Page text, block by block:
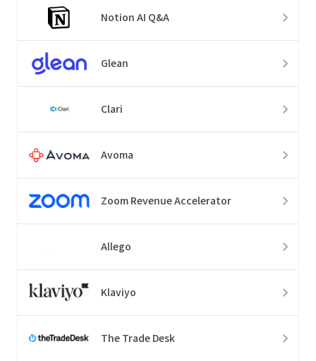
Notion AI Q&A
Glean
Clari
Avoma
Zoom Revenue Accelerator
Allego
Klaviyo
The Trade Desk